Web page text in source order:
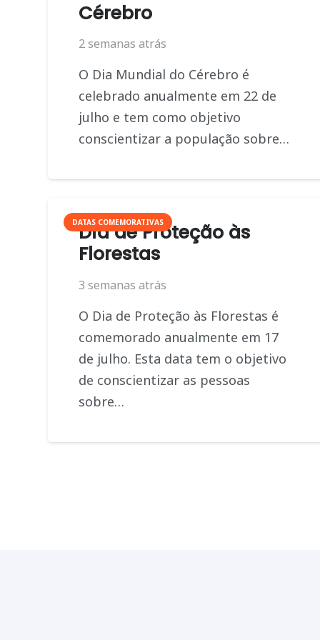
Cérebro
2 semanas atrás
O Dia Mundial do Cérebro é
celebrado anualmente em 22 de
julho e tem como objetivo
conscientizar a população sobre…
DATAS COMEMORATIVAS
Dia de Proteção às
Florestas
3 semanas atrás
O Dia de Proteção às Florestas é
comemorado anualmente em 17
de julho. Esta data tem o objetivo
de conscientizar as pessoas
sobre…